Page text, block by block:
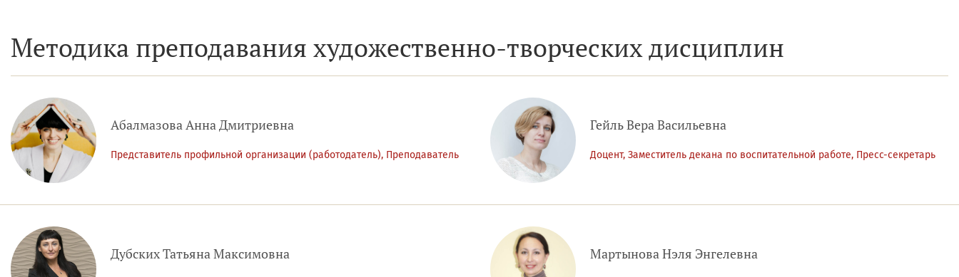
Методика преподавания художественно-творческих дисциплин
Абалмазова Анна Дмитриевна
Представитель профильной организации (работодатель), Преподаватель
Гейль Вера Васильевна
Доцент, Заместитель декана по воспитательной работе, Пресс-секретарь
Дубских Татьяна Максимовна Мартынова Нэля Энгелевна